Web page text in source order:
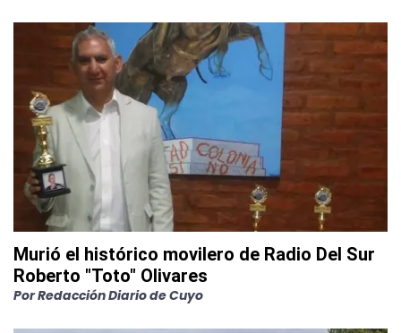
Murió el histórico movilero de Radio Del Sur
Roberto "Toto" Olivares
PorRedacción Diario de Cuyo